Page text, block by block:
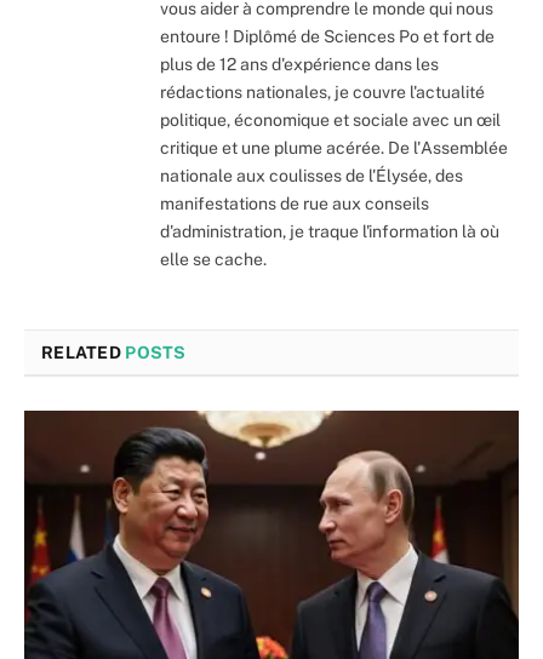
vous aider à comprendre le monde qui nous
entoure ! Diplômé de Sciences Po et fort de
plus de 12 ans d'expérience dans les
rédactions nationales, je couvre l'actualité
politique, économique et sociale avec un œil
critique et une plume acérée. De l'Assemblée
nationale aux coulisses de l'Élysée, des
manifestations de rue aux conseils
d'administration, je traque l'information là où
elle se cache.
RELATED POSTS